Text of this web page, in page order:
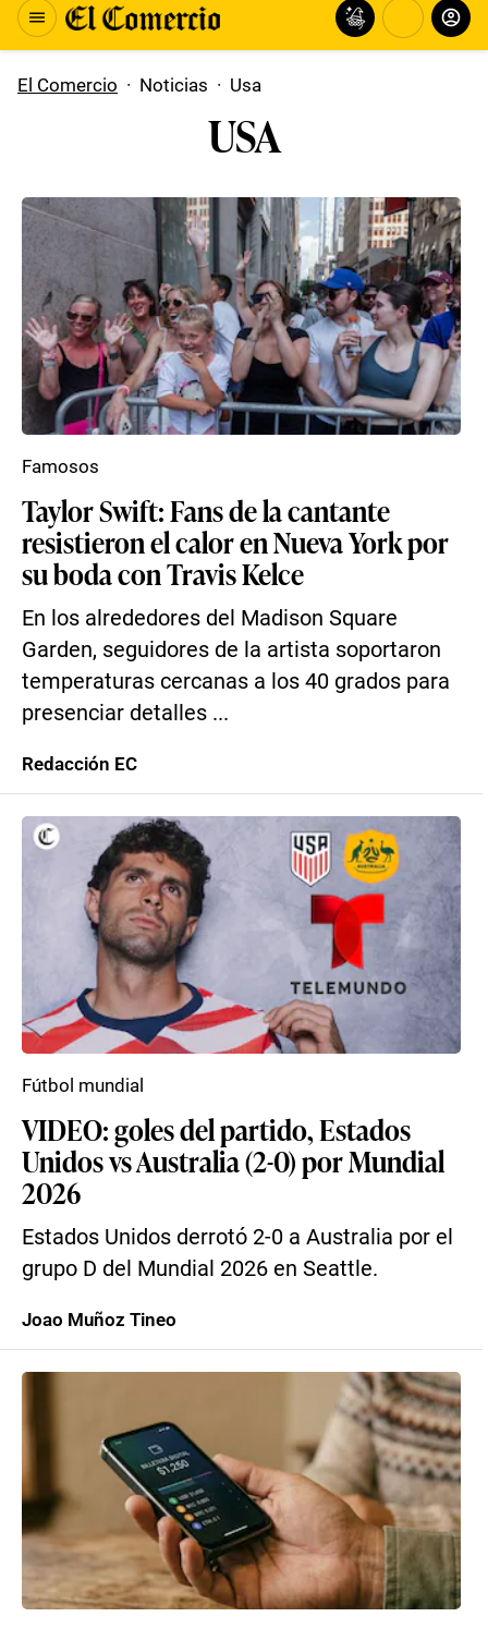
El Comercio · Noticias · Usa
USA
Taylor Swift: Fans de la cantante
resistieron el calor en Nueva York por
su boda con Travis Kelce
En los alrededores del Madison Square
Garden, seguidores de la artista soportaron
temperaturas cercanas a los 40 grados para
presenciar detalles ...
Famosos
Redacción EC
VIDEO: goles del partido, Estados
Unidos vs Australia (2-0) por Mundial
2026
Estados Unidos derrotó 2-0 a Australia por el
grupo D del Mundial 2026 en Seattle.
Fútbol mundial
Joao Muñoz Tineo